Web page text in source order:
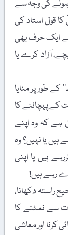
ہونے کی وجہ سے
قول استاد کی
ایک حرف بھی
آزاد کرے یا
کے طور پر منایا
کے پہچاننے کا
ہے کہ وہ اپنے
یا نہیں؟ وہ
ہیں یا اپنی
رہے ہیں!
راستہ دکھانا،
سے نمٹنے کا
کرنا اور معاشی